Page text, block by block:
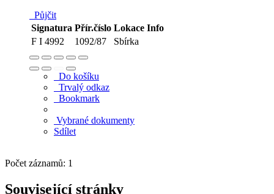
Půjčit
Signatura Přír.číslo Lokace Info
F I 4992
1092/87 Sbírka
Do košíku
Trvalý odkaz
Bookmark
Vybrané dokumenty
Sdílet
Počet záznamů: 1
Související stránky